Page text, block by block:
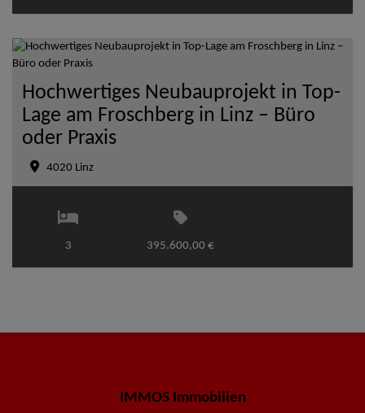
Hochwertiges Neubauprojekt in Top-
Lage am Froschberg in Linz – Büro
oder Praxis
4020 Linz
3 395.600,00 €
IMMOS Immobilien